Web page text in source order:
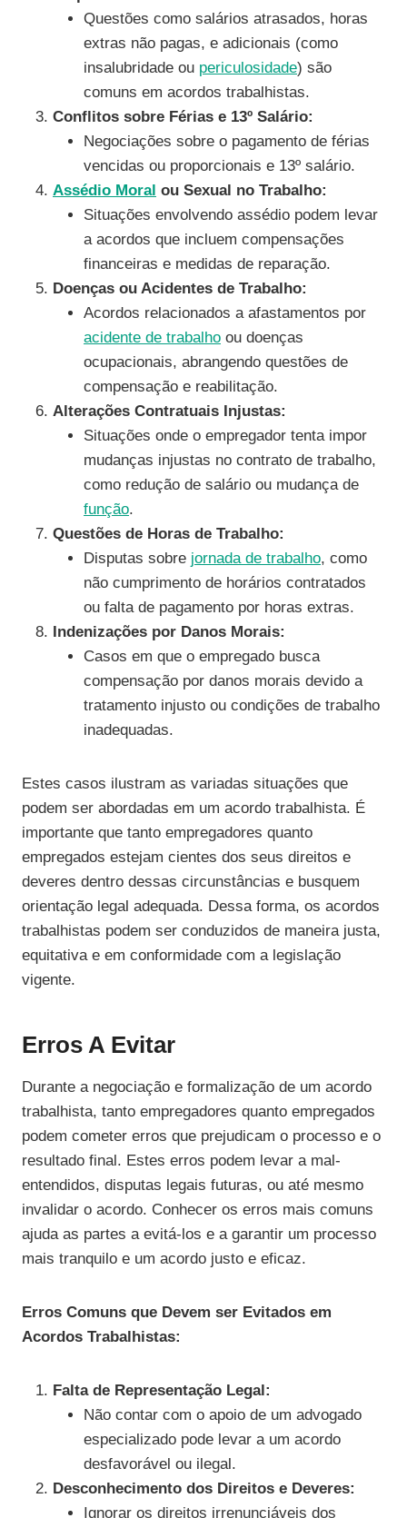
Questões como salários atrasados, horas
extras não pagas, e adicionais (como
insalubridade ou periculosidade) são
comuns em acordos trabalhistas.
Conflitos sobre Férias e 13º Salário:
Negociações sobre o pagamento de férias
vencidas ou proporcionais e 13º salário.
Assédio Moral ou Sexual no Trabalho:
Situações envolvendo assédio podem levar
a acordos que incluem compensações
financeiras e medidas de reparação.
Doenças ou Acidentes de Trabalho:
Acordos relacionados a afastamentos por
acidente de trabalho ou doenças
ocupacionais, abrangendo questões de
compensação e reabilitação.
Alterações Contratuais Injustas:
Situações onde o empregador tenta impor
mudanças injustas no contrato de trabalho,
como redução de salário ou mudança de
função.
Questões de Horas de Trabalho:
Disputas sobre jornada de trabalho, como
não cumprimento de horários contratados
ou falta de pagamento por horas extras.
Indenizações por Danos Morais:
Casos em que o empregado busca
compensação por danos morais devido a
tratamento injusto ou condições de trabalho
inadequadas.
Estes casos ilustram as variadas situações que
podem ser abordadas em um acordo trabalhista. É
importante que tanto empregadores quanto
empregados estejam cientes dos seus direitos e
deveres dentro dessas circunstâncias e busquem
orientação legal adequada. Dessa forma, os acordos
trabalhistas podem ser conduzidos de maneira justa,
equitativa e em conformidade com a legislação
vigente.
Erros A Evitar
Durante a negociação e formalização de um acordo
trabalhista, tanto empregadores quanto empregados
podem cometer erros que prejudicam o processo e o
resultado final. Estes erros podem levar a mal-
entendidos, disputas legais futuras, ou até mesmo
invalidar o acordo. Conhecer os erros mais comuns
ajuda as partes a evitá-los e a garantir um processo
mais tranquilo e um acordo justo e eficaz.
Erros Comuns que Devem ser Evitados em
Acordos Trabalhistas:
Falta de Representação Legal:
Não contar com o apoio de um advogado
especializado pode levar a um acordo
desfavorável ou ilegal.
Desconhecimento dos Direitos e Deveres:
Ignorar os direitos irrenunciáveis dos